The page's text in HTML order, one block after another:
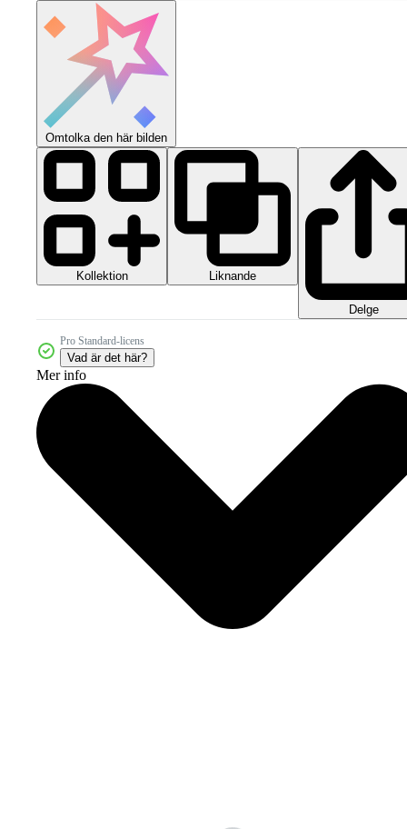
Omtolka den här bilden
Kollektion Liknande
Delge
Pro Standard-licens
Vad är det här?
Mer info